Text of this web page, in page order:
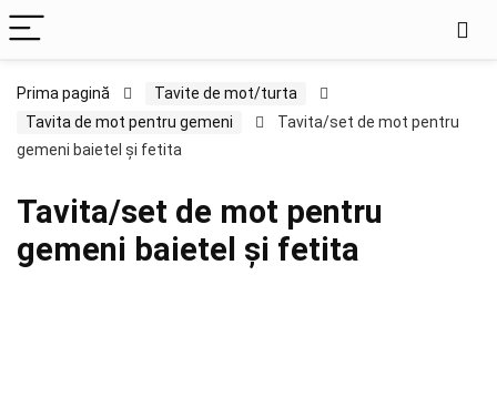
Prima pagină
Tavite de mot/turta
Tavita de mot pentru gemeni
Tavita/set de mot pentru
gemeni baietel și fetita
Tavita/set de mot pentru
gemeni baietel și fetita